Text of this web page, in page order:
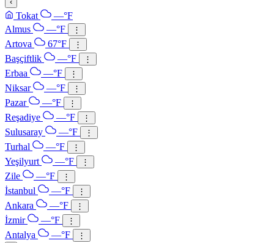
Tokat
—°F
Almus
—°F ⋮
Artova 67°F ⋮
Başçiftlik —°F ⋮
Erbaa —°F ⋮
Niksar —°F ⋮
Pazar —°F ⋮
Reşadiye —°F ⋮
Sulusaray —°F ⋮
Turhal —°F ⋮
Yeşilyurt —°F ⋮
Zile —°F ⋮
İstanbul —°F ⋮
Ankara —°F ⋮
İzmir —°F ⋮
Antalya —°F
⋮